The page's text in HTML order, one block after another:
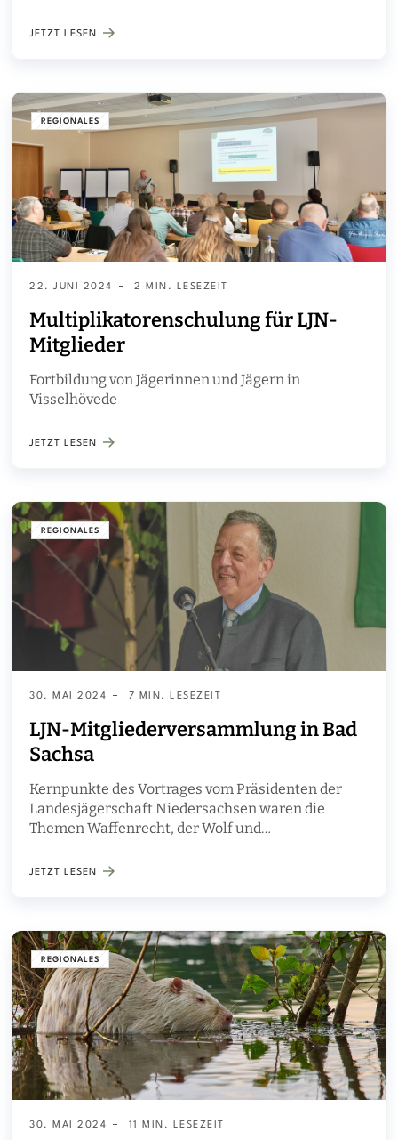
JETZT LESEN
REGIONALES
22. JUNI 2024 2 MIN. LESEZEIT
Multiplikatorenschulung für LJN-
Mitglieder
Fortbildung von Jägerinnen und Jägern in
Visselhövede
JETZT LESEN
REGIONALES
30. MAI 2024 7 MIN. LESEZEIT
LJN-Mitgliederversammlung in Bad
Sachsa
Kernpunkte des Vortrages vom Präsidenten der
Landesjägerschaft Niedersachsen waren die
Themen Waffenrecht, der Wolf und
JETZT LESEN
REGIONALES
30. MAI 2024 11 MIN. LESEZEIT